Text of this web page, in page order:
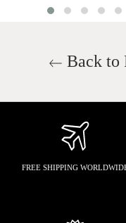
Back to
FREE SHIPPING